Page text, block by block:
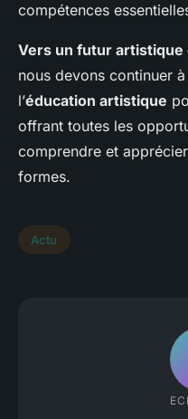
compétences
Vers un futur
nous devons continuer
l’éducation artistique
offrant toutes les
comprendre et
formes.
Actu